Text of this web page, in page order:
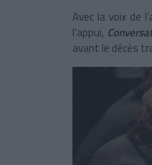
Avec la voix de
l’appui,
avant le décès